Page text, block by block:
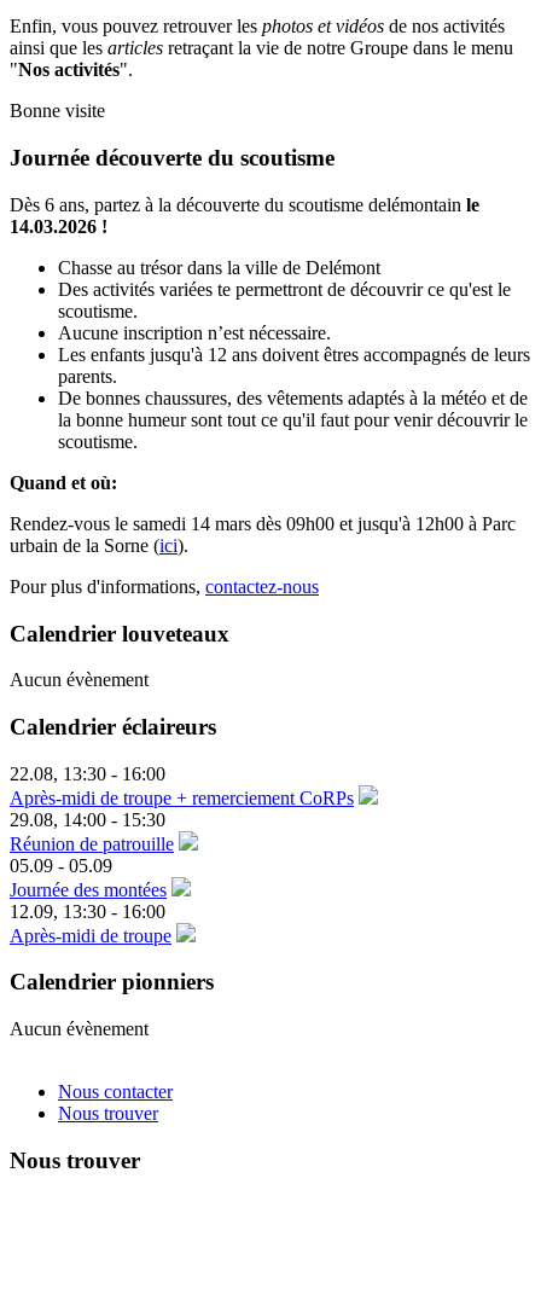
Enfin, vous pouvez retrouver les photos et vidéos de nos activités
ainsi que les articles retraçant la vie de notre Groupe dans le menu
"Nos activités".
Bonne visite
Journée découverte du scoutisme
Dès 6 ans, partez à la découverte du scoutisme delémontain le
14.03.2026 !
Chasse au trésor dans la ville de Delémont
Des activités variées te permettront de découvrir ce qu'est le
scoutisme.
Aucune inscription n’est nécessaire.
Les enfants jusqu'à 12 ans doivent êtres accompagnés de leurs
parents.
De bonnes chaussures, des vêtements adaptés à la météo et de
la bonne humeur sont tout ce qu'il faut pour venir découvrir le
scoutisme.
Quand et où:
Rendez-vous le samedi 14 mars dès 09h00 et jusqu'à 12h00 à Parc
urbain de la Sorne (ici).
Pour plus d'informations, contactez-nous
Calendrier louveteaux
Aucun évènement
Calendrier éclaireurs
22.08, 13:30 - 16:00
Après-midi de troupe + remerciement CoRPs
29.08, 14:00 - 15:30
Réunion de patrouille
05.09 - 05.09
Journée des montées
12.09, 13:30 - 16:00
Après-midi de troupe
Calendrier pionniers
Aucun évènement
Nous contacter
Nous trouver
Nous trouver